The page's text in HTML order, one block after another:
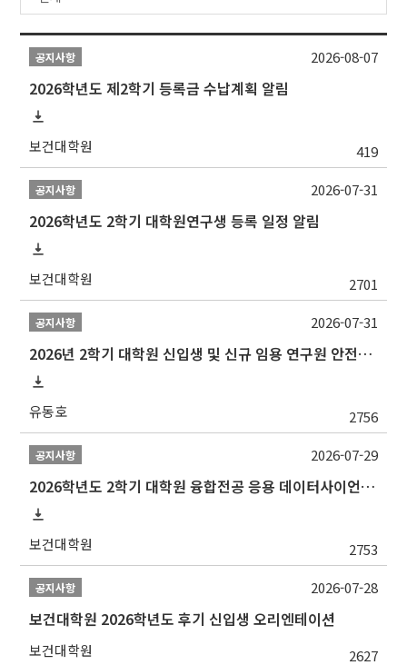
공지사항
2026학년도 제2학기 등록금 수납계획 알림
보건대학원 419
2026-08-07
공지사항
2026학년도 2학기 대학원연구생 등록 일정 알림
보건대학원 2701
2026-07-31
공지사항
2026년 2학기 대학원 신입생 및 신규 임용 연구원 안전환경교육(신규교육) 실시 안내
유동호 2756
2026-07-31
공지사항
2026학년도 2학기 대학원 융합전공 응용 데이터사이언스 선발 계획 알림
보건대학원 2753
2026-07-29
공지사항
보건대학원 2026학년도 후기 신입생 오리엔테이션
보건대학원 2627
2026-07-28